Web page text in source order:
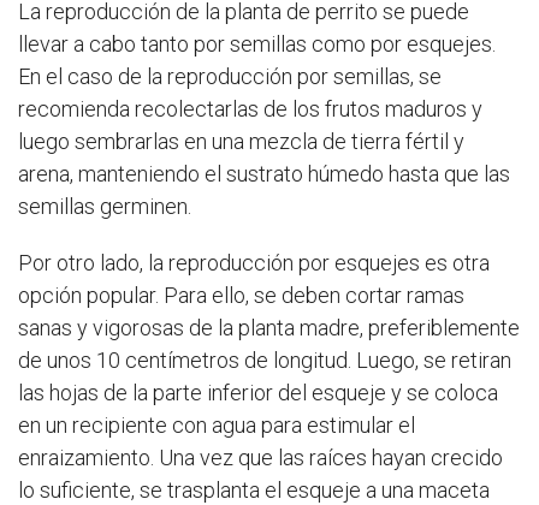
La reproducción de la planta de perrito se puede
llevar a cabo tanto por semillas como por esquejes.
En el caso de la reproducción por semillas, se
recomienda recolectarlas de los frutos maduros y
luego sembrarlas en una mezcla de tierra fértil y
arena, manteniendo el sustrato húmedo hasta que las
semillas germinen.
Por otro lado, la reproducción por esquejes es otra
opción popular. Para ello, se deben cortar ramas
sanas y vigorosas de la planta madre, preferiblemente
de unos 10 centímetros de longitud. Luego, se retiran
las hojas de la parte inferior del esqueje y se coloca
en un recipiente con agua para estimular el
enraizamiento. Una vez que las raíces hayan crecido
lo suficiente, se trasplanta el esqueje a una maceta